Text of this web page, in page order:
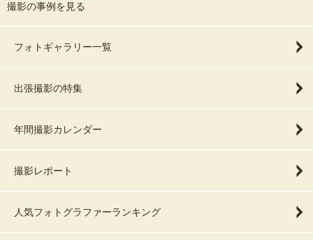
撮影の事例を見る
フォトギャラリー一覧
出張撮影の特集
年間撮影カレンダー
撮影レポート
人気フォトグラファーランキング